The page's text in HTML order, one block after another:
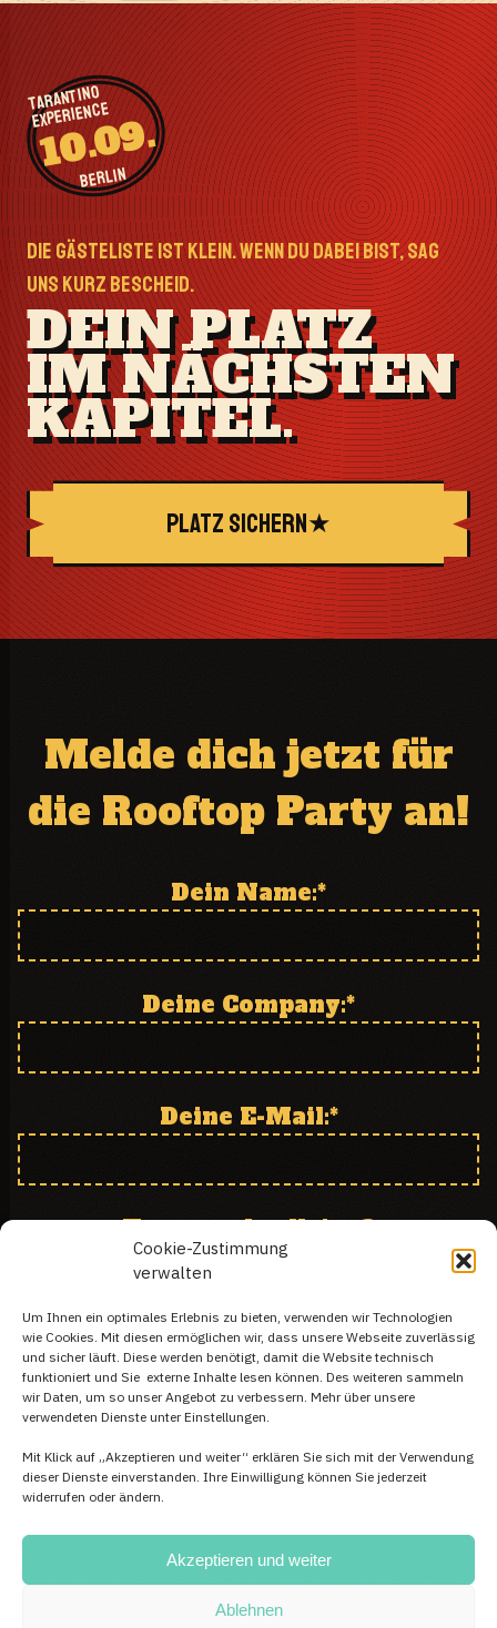
Cookie-Zustimmung
verwalten
Um Ihnen ein optimales Erlebnis zu bieten, verwenden wir Technologien
wie Cookies. Mit diesen ermöglichen wir, dass unsere Webseite zuverlässig
und sicher läuft. Diese werden benötigt, damit die Website technisch
funktioniert und Sie externe Inhalte lesen können. Des weiteren sammeln
wir Daten, um so unser Angebot zu verbessern. Mehr über unsere
verwendeten Dienste unter Einstellungen.
Mit Klick auf „Akzeptieren und weiter“ erklären Sie sich mit der Verwendung
dieser Dienste einverstanden. Ihre Einwilligung können Sie jederzeit
widerrufen oder ändern.
Akzeptieren und weiter
Ablehnen
TARANTINO
EXPERIENCE
10.09.
BERLIN
DIE GÄSTELISTE IST KLEIN. WENN DU DABEI BIST, SAG
UNS KURZ BESCHEID.
DEIN PLATZ
IM NÄCHSTEN
KAPITEL.
PLATZ SICHERN★
Dein Name:*
Deine Company:*
Deine E-Mail:*
Kommst du alleine?
Spezielle Wünsche:
SENDEN